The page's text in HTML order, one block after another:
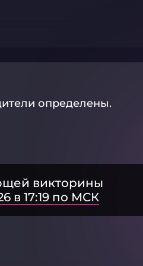
определены.
викторины
в 17:19 по МСК